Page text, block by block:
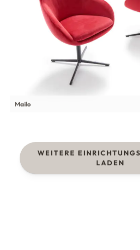
Mailo
WEITERE
LADEN